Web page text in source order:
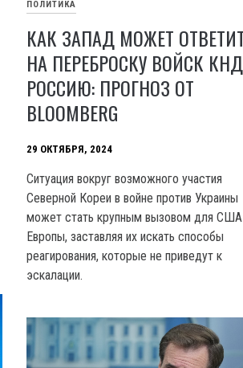
ПОЛИТИКА
КАК ЗАПАД МОЖЕТ
НА ПЕРЕБРОСКУ ВОЙСК
РОССИЮ: ПРОГНОЗ ОТ
BLOOMBERG
29 ОКТЯБРЯ, 2024
Ситуация вокруг возможного участия
Северной Кореи в войне против Украины
может стать крупным вызовом для США
Европы, заставляя их искать способы
реагирования, которые не приведут к
эскалации.